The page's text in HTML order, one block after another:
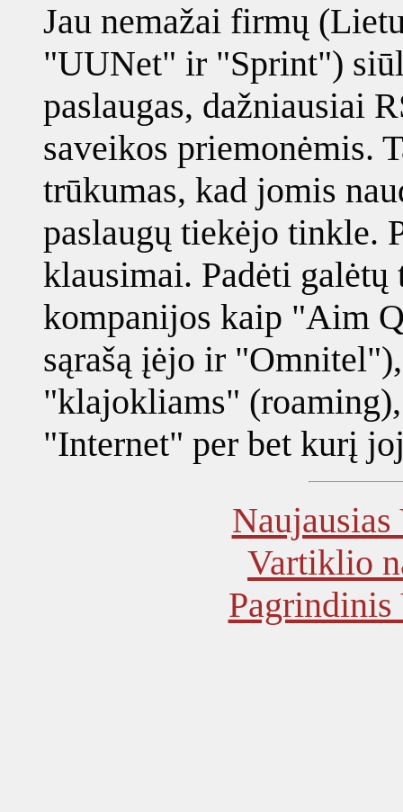
Jau nemažai firmų
"UUNet" ir "Sprint")
paslaugas, dažniausiai
saveikos priemonėmis.
trūkumas, kad jomis
paslaugų tiekėjo tinkle.
klausimai. Padėti
kompanijos kaip "Aim
sąrašą įėjo ir
"klajokliams"
"Internet" per bet kurį
Vartiklio